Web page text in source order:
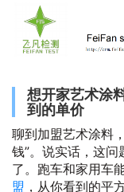
想开家艺术涂
到的单价
聊到加盟艺术涂料
钱”。说实话，这问
了。跑车和家用车
盟 ，从你看到的平